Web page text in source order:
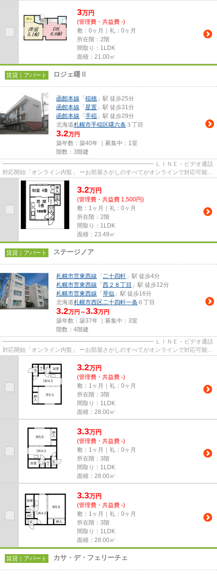
3万円
(管理費・共益費 -)
敷：0ヶ月｜礼：0ヶ月
所在階：2階
間取り：1LDK
面積：21.00㎡
賃貸｜アパート ロジェ曙Ⅱ
函館本線 「 稲穂 」駅 徒歩25分
函館本線 「 星置 」駅 徒歩31分
函館本線 「 手稲 」駅 徒歩29分
北海道札幌市手稲区曙六条 ３丁目
3.2万円
築年数：築40年 ｜募集中： 1室
階数：3階建
━━━━━━━━━━━━━━━━━━━━━━━━━━ ＬＩＮＥ・ビデオ通話
対応開始「オンライン内覧」 ーお部屋さがしのすべてがオンラインで対応可能ー
━━━━━━━━━━━━━━━━━━━━━━━━━━ スマートフォンだけで
3.2万円
(管理費・共益費 1,500円)
敷：1ヶ月｜礼：0ヶ月
所在階：2階
間取り：1LDK
面積：23.49㎡
賃貸｜アパート ステージノア
札幌市営東西線 「 二十四軒 」駅 徒歩4分
札幌市営東西線 「 西２８丁目 」駅 徒歩12分
札幌市営東西線 「 琴似 」駅 徒歩16分
北海道札幌市西区二十四軒一条 ６丁目
3.2万円～3.3万円
築年数：築37年 ｜募集中： 3室
階数：4階建
━━━━━━━━━━━━━━━━━━━━━━━━━━ ＬＩＮＥ・ビデオ通話
対応開始「オンライン内覧」 ーお部屋さがしのすべてがオンラインで対応可能ー
3.2万円
(管理費・共益費 -)
敷：1ヶ月｜礼：0ヶ月
所在階：3階
間取り：1LDK
面積：28.00㎡
3.3万円
(管理費・共益費 -)
敷：1ヶ月｜礼：0ヶ月
所在階：3階
間取り：1LDK
面積：28.00㎡
3.3万円
(管理費・共益費 -)
敷：1ヶ月｜礼：0ヶ月
所在階：3階
間取り：1LDK
面積：28.00㎡
賃貸｜アパート カサ・デ・フェリーチェ